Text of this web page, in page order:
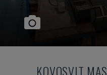
KOVOSVIT MAS